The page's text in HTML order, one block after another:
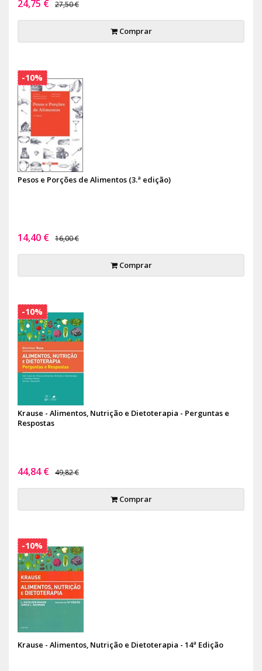
24,75 € 27,50 €
Comprar
Pesos e Porções de Alimentos (3.ª edição)
14,40 € 16,00 €
Comprar
-10%
Krause - Alimentos, Nutrição e Dietoterapia - Perguntas e
Respostas
44,84 € 49,82 €
Comprar
-10%
Krause - Alimentos, Nutrição e Dietoterapia - 14ª Edição
-10%